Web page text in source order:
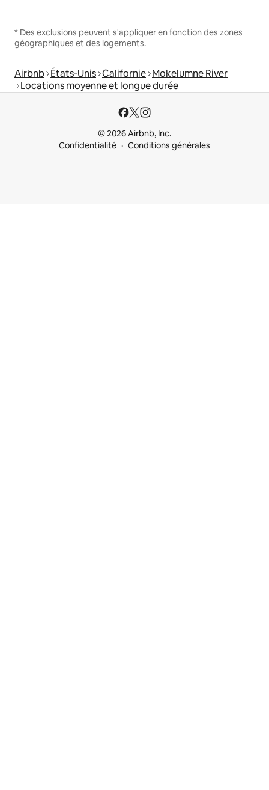
* Des exclusions peuvent s'appliquer en fonction des zones
géographiques et des logements.
Airbnb États-Unis Californie Mokelumne River
Locations moyenne et longue durée
© 2026 Airbnb, Inc.
Confidentialité
Conditions générales